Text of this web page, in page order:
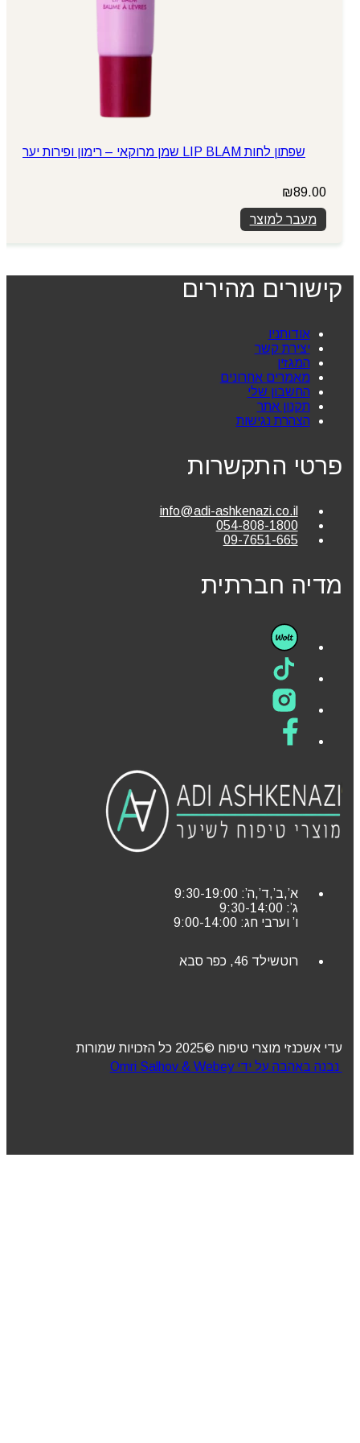
שפתון לחות LIP BLAM שמן מרוקאי – רימון ופירות יער
₪89.00
מעבר למוצר
קישורים מהירים
אודותניו
יצירת קשר
המגזין
מאמרים אחרונים
החשבון שלי
תקנון אתר
הצהרת נגישות
פרטי התקשרות
info@adi-ashkenazi.co.il
054-808-1800
09-7651-665
מדיה חברתית
א’,ב’,ד’,ה’: 9:30-19:00
ג’: 9:30-14:00
ו’ וערבי חג: 9:00-14:00
רוטשילד 46, כפר סבא
עדי אשכנזי מוצרי טיפוח ©2025 כל הזכויות שמורות
נבנה באהבה על ידי Omri Salhov & Webey